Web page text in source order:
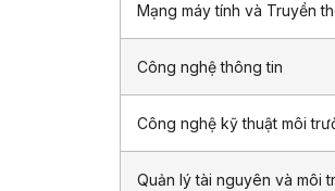
Mạng máy tính và Truyền
Công nghệ thông tin
Công nghệ kỹ thuật môi
Quản lý tài nguyên và môi